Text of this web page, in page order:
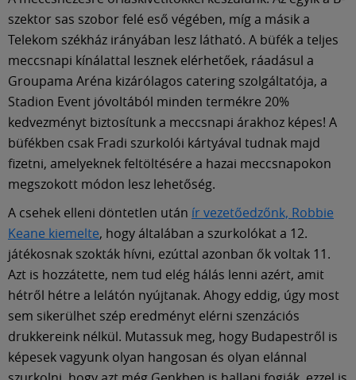
szektor sas szobor felé eső végében, míg a másik a
Telekom székház irányában lesz látható. A büfék a teljes
meccsnapi kínálattal lesznek elérhetőek, ráadásul a
Groupama Aréna kizárólagos catering szolgáltatója, a
Stadion Event jóvoltából minden termékre 20%
kedvezményt biztosítunk a meccsnapi árakhoz képes! A
büfékben csak Fradi szurkolói kártyával tudnak majd
fizetni, amelyeknek feltöltésére a hazai meccsnapokon
megszokott módon lesz lehetőség.
A csehek elleni döntetlen után ír vezetőedzőnk, Robbie
Keane kiemelte, hogy általában a szurkolókat a 12.
játékosnak szokták hívni, ezúttal azonban ők voltak 11.
Azt is hozzátette, nem tud elég hálás lenni azért, amit
hétről hétre a lelátón nyújtanak. Ahogy eddig, úgy most
sem sikerülhet szép eredményt elérni szenzációs
drukkereink nélkül. Mutassuk meg, hogy Budapestről is
képesek vagyunk olyan hangosan és olyan elánnal